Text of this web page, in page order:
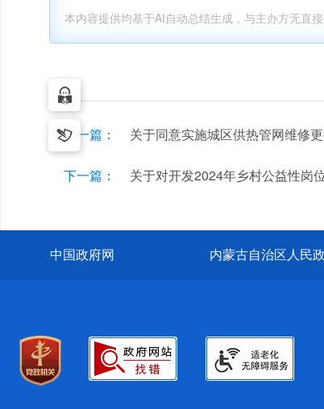
本内容提供均基于AI自动总结生成，与主办方无直接
上一篇： 关于同意实施城区供热管网维修
下一篇： 关于对开发2024年乡村公益性岗
中国政府网 内蒙古自治区人民